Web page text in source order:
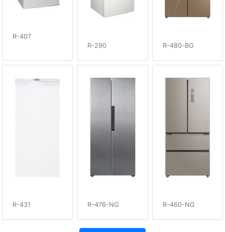
R-407
R-290
R-480-BG
R-431 R-476-NG R-460-NG